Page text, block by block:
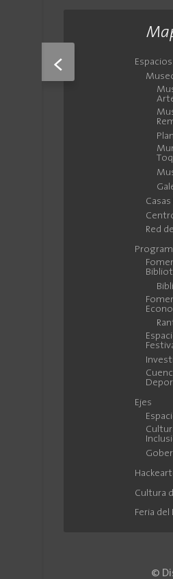
<
Red
Ejes
Cultura
Feria del
©